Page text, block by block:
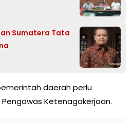
Sumatera Tata
daerah perlu
Ketenagakerjaan.